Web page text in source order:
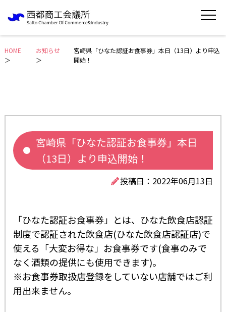
HOME
＞
お知らせ
宮崎県「ひなた認証お食事券」本日（13日）より申込
開始！
宮崎県「ひなた認証お食事券」本日
（13日）より申込開始！
投稿日：2022年06月13日
「ひなた認証お食事券」とは、ひなた飲食店認証
制度で認証された飲食店(ひなた飲食店認証店)で
使える「大変お得な」お食事券です(食事のみで
なく酒類の提供にも使用できます)。
※お食事券取扱店登録をしていない店舗ではご利
用出来ません。